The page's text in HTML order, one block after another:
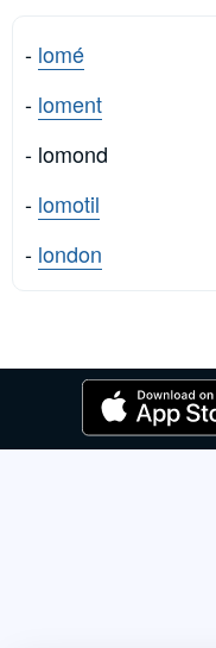
- lomé
- loment
- lomond
- lomotil
- london